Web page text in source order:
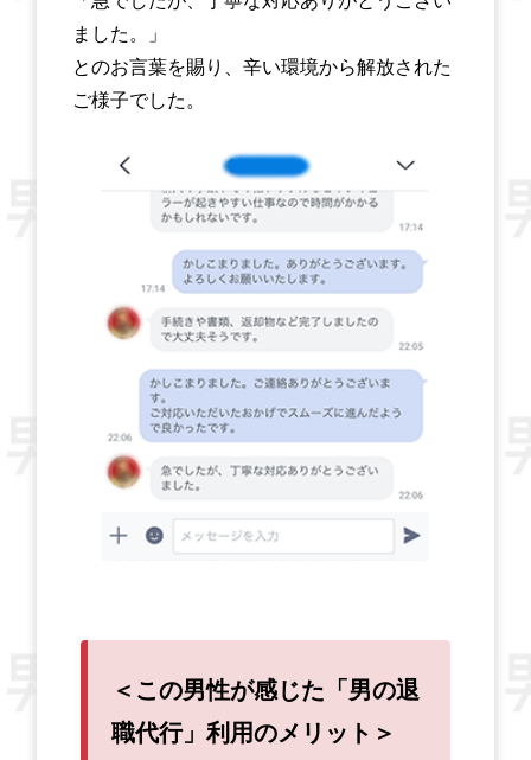
ました。」
とのお言葉を賜り、辛い環境から解放された
ご様子でした。
＜この男性が感じた「男の退
職代行」利用のメリット＞